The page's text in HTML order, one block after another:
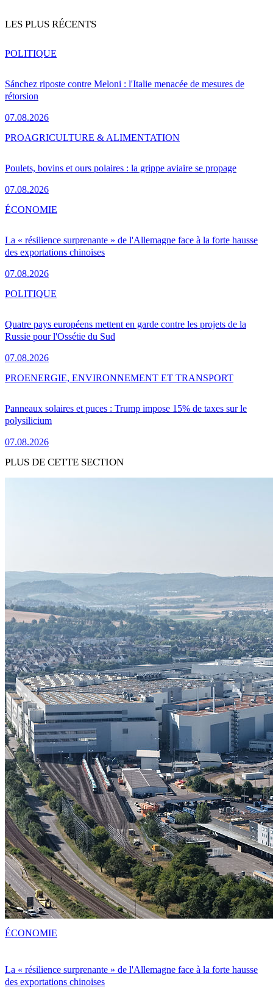
LES PLUS RÉCENTS
Sánchez riposte contre Meloni : l'Italie menacée de mesures de
rétorsion
07.08.2026
POLITIQUE
Poulets, bovins et ours polaires : la grippe aviaire se propage
07.08.2026
PROAGRICULTURE & ALIMENTATION
La « résilience surprenante » de l'Allemagne face à la forte hausse
des exportations chinoises
07.08.2026
ÉCONOMIE
Quatre pays européens mettent en garde contre les projets de la
Russie pour l'Ossétie du Sud
07.08.2026
POLITIQUE
Panneaux solaires et puces : Trump impose 15% de taxes sur le
polysilicium
07.08.2026
PROENERGIE, ENVIRONNEMENT ET TRANSPORT
PLUS DE CETTE SECTION
La « résilience surprenante » de l'Allemagne face à la forte hausse
des exportations chinoises
ÉCONOMIE